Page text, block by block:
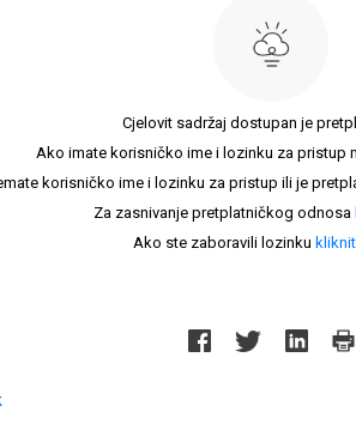
Cjelovit sadržaj dostupan je
Ako imate korisničko ime i lozinku za pristup
korisničko ime i lozinku za pristup ili je
Za zasnivanje pretplatničkog odnosa
Ako ste zaboravili lozinku